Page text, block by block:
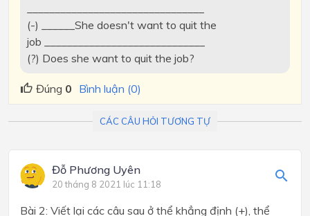
(-) ______She doesn't want to quit the
job _____________________________
(?) Does she want to quit the job?
Đúng 0 Bình luận (0)
CÁC CÂU HỎI TƯƠNG TỰ
Đỗ Phương Uyên
20 tháng 8 2021 lúc 11:18
Bài 2: Viết lại các câu sau ở thể khẳng định (+), thể